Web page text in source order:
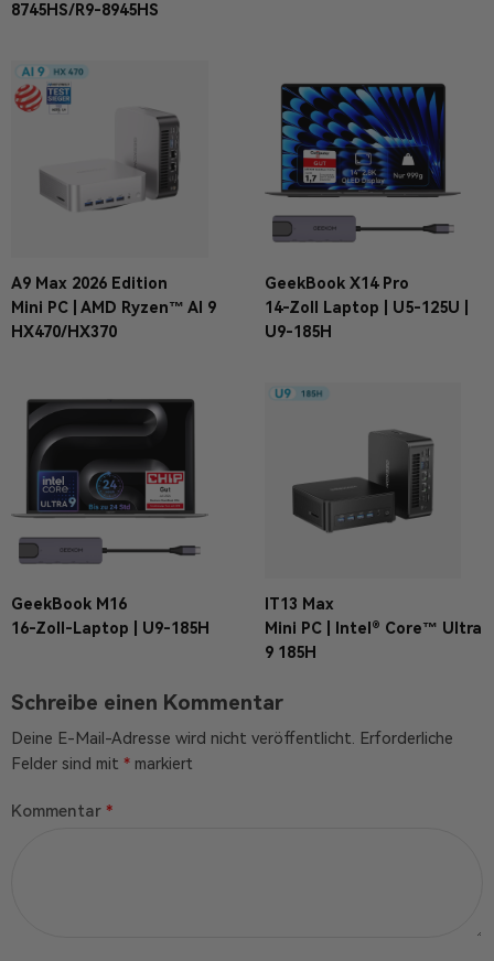
8745HS/R9-8945HS
A9 Max 2026 Edition
Mini PC | AMD Ryzen™ AI 9
HX470/HX370
GeekBook X14 Pro
14-Zoll Laptop | U5-125U |
U9-185H
GeekBook M16
16-Zoll-Laptop | U9-185H
IT13 Max
Mini PC | Intel® Core™ Ultra
9 185H
Schreibe einen Kommentar
Deine E-Mail-Adresse wird nicht veröffentlicht. Erforderliche
Felder sind mit * markiert
Kommentar *